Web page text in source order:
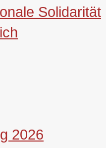
Solidarität
2026